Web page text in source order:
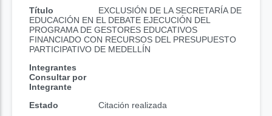
Título
EXCLUSIÓN DE LA SECRETARÍA DE
EDUCACIÓN EN EL DEBATE EJECUCIÓN DEL
PROGRAMA DE GESTORES EDUCATIVOS
FINANCIADO CON RECURSOS DEL PRESUPUESTO
PARTICIPATIVO DE MEDELLÍN
Integrantes
Consultar por
Integrante
Estado
Citación realizada